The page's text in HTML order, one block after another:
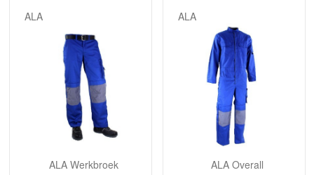
ALA
ALA Werkbroek
ALA
ALA Overall